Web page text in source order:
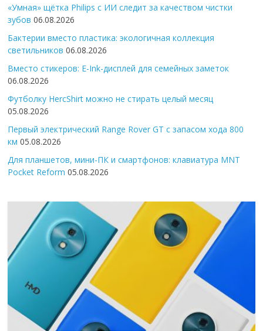
«Умная» щётка Philips с ИИ следит за качеством чистки
зубов 06.08.2026
Бактерии вместо пластика: экологичная коллекция
светильников 06.08.2026
Вместо стикеров: E-Ink-дисплей для семейных заметок
06.08.2026
Футболку HercShirt можно не стирать целый месяц
05.08.2026
Первый электрический Range Rover GT с запасом хода 800
км 05.08.2026
Для планшетов, мини-ПК и смартфонов: клавиатура MNT
Pocket Reform 05.08.2026